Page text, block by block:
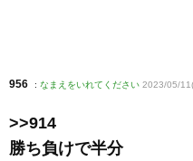
956 : なまえをいれてください 2023/05/
>>914
勝ち負けで半分